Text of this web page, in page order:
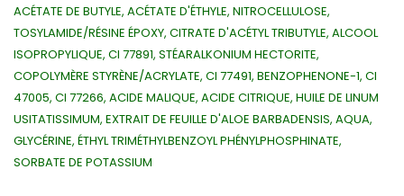
ACÉTATE DE BUTYLE, ACÉTATE D'ÉTHYLE, NITROCELLULOSE,
TOSYLAMIDE/RÉSINE ÉPOXY, CITRATE D'ACÉTYL TRIBUTYLE, ALCOOL
ISOPROPYLIQUE, CI 77891, STÉARALKONIUM HECTORITE,
COPOLYMÈRE STYRÈNE/ACRYLATE, CI 77491, BENZOPHENONE-1, CI
47005, CI 77266, ACIDE MALIQUE, ACIDE CITRIQUE, HUILE DE LINUM
USITATISSIMUM, EXTRAIT DE FEUILLE D'ALOE BARBADENSIS, AQUA,
GLYCÉRINE, ÉTHYL TRIMÉTHYLBENZOYL PHÉNYLPHOSPHINATE,
SORBATE DE POTASSIUM